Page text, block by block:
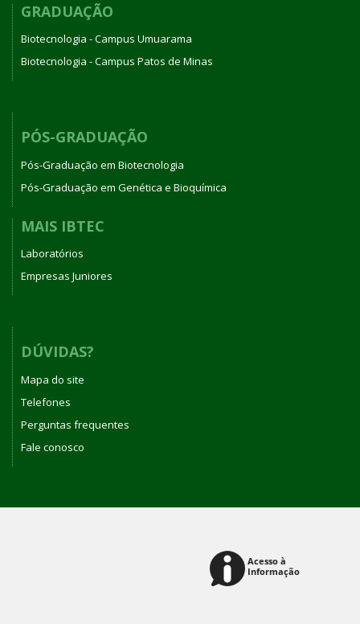
GRADUAÇÃO
Biotecnologia - Campus Umuarama
Biotecnologia - Campus Patos de Minas
PÓS-GRADUAÇÃO
Pós-Graduação em Biotecnologia
Pós-Graduação em Genética e Bioquímica
MAIS IBTEC
Laboratórios
Empresas Juniores
DÚVIDAS?
Mapa do site
Telefones
Perguntas frequentes
Fale conosco